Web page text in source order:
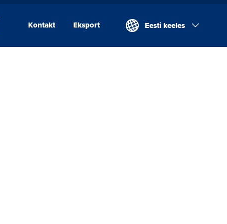
Kontakt Eksport Eesti keeles
Kontakt
Valio Eesti AS
Eksport